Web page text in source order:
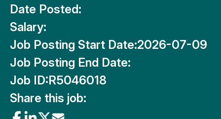
Date Posted:
Salary:
Job Posting Start Date:2026-07-09
Job Posting End Date:
Job ID:R5046018
Share this job: